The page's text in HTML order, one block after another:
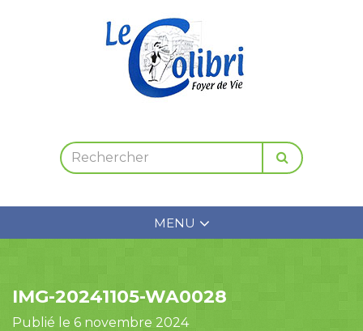
MENU
IMG-20241105-WA0028
Publié le 6 novembre 2024